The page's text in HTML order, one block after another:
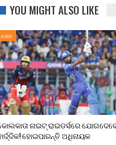
YOU MIGHT ALSO LIKE
ଖେଳ
ନାଇଟ୍ ରାଇଡର୍ସରେ
ହୋଇପାରନ୍ତି ଅଧିନାୟକ